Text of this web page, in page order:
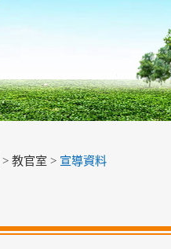
> 教官室 > 宣導資料